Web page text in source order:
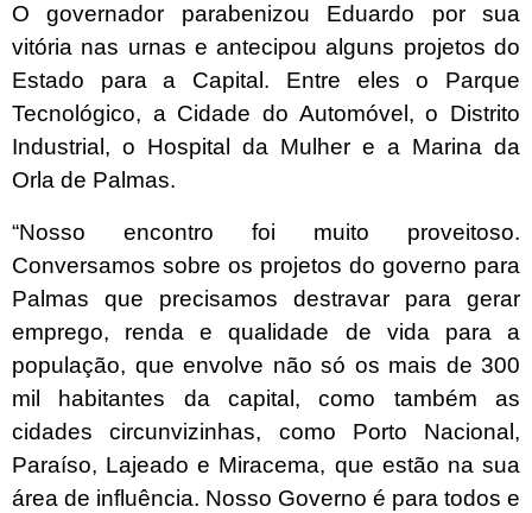
O governador parabenizou Eduardo por sua
vitória nas urnas e antecipou alguns projetos do
Estado para a Capital. Entre eles o Parque
Tecnológico, a Cidade do Automóvel, o Distrito
Industrial, o Hospital da Mulher e a Marina da
Orla de Palmas.
“Nosso encontro foi muito proveitoso.
Conversamos sobre os projetos do governo para
Palmas que precisamos destravar para gerar
emprego, renda e qualidade de vida para a
população, que envolve não só os mais de 300
mil habitantes da capital, como também as
cidades circunvizinhas, como Porto Nacional,
Paraíso, Lajeado e Miracema, que estão na sua
área de influência. Nosso Governo é para todos e